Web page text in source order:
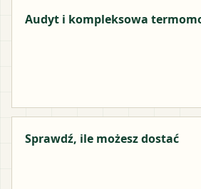
Audyt i kompleksowa
Sprawdź, ile możesz dostać